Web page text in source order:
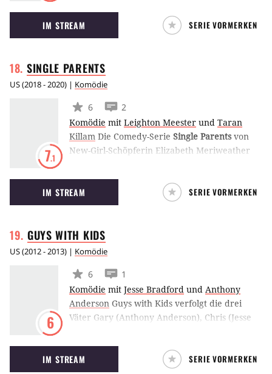
IM STREAM SERIE VORMERKEN
SINGLE PARENTS
US(2018 - 2020) | Komödie
7.1
6
2
Komödie mit Leighton Meester und Taran
Killam Die Comedy-Serie Single Parentsvon
New-Girl-Schöpferin Elizabeth Meriweather
dysfunktionaler alleinerziehender Mütter und
Väter, die sich gegenseitig unterstützen. (LE)
IM STREAM SERIE VORMERKEN
GUYS WITH KIDS
US(2012 - 2013) | Komödie
6
6
1
Komödie mit Jesse Bradford und Anthony
Anderson Guys with Kids verfolgt die drei
Väter Gary (Anthony Anderson), Chris (Jesse
den 30ern stecken. Nun müssen sie ihr
lotterhaftes Leben hinter sich lassen und
IM STREAM SERIE VORMERKEN